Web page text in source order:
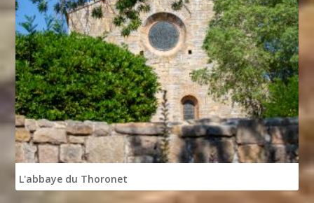
L'abbaye du Thoronet